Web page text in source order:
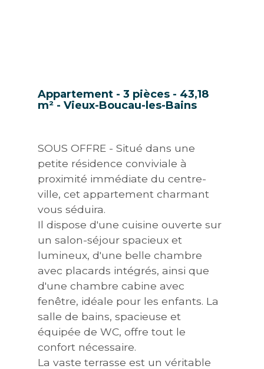
Appartement - 3 pièces - 43,18
m² - Vieux-Boucau-les-Bains
SOUS OFFRE - Situé dans une
petite résidence conviviale à
proximité immédiate du centre-
ville, cet appartement charmant
vous séduira.
Il dispose d'une cuisine ouverte sur
un salon-séjour spacieux et
lumineux, d'une belle chambre
avec placards intégrés, ainsi que
d'une chambre cabine avec
fenêtre, idéale pour les enfants. La
salle de bains, spacieuse et
équipée de WC, offre tout le
confort nécessaire.
La vaste terrasse est un véritable